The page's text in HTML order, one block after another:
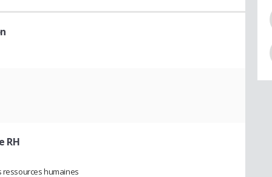
RH
ressources humaines